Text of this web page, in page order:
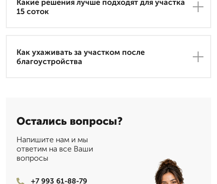
Какие решения лучше подходят для участка
15 соток
Как ухаживать за участком после
благоустройства
Остались вопросы?
Напишите нам и мы
ответим на все Ваши
вопросы
+7 993 61-88-79